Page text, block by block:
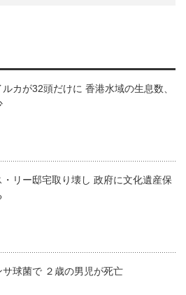
ルカが32頭だけに 香港水域の生息数、
・リー邸宅取り壊し 政府に文化遺産保
サ球菌で ２歳の男児が死亡